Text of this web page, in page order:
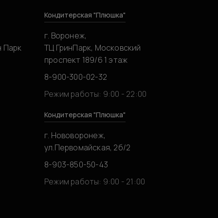
Парк
Кондитерская "Плюшка"
г. Воронеж,
ТЦ ГринПарк, Московский
проспект 189/6 1 этаж
8-900-300-02-32
Режим работы: 9:00 - 22:00
Кондитерская "Плюшка"
г. Нововоронеж,
ул.Первомайская, 2б/2
8-903-850-50-43
Режим работы: 9:00 - 21:00